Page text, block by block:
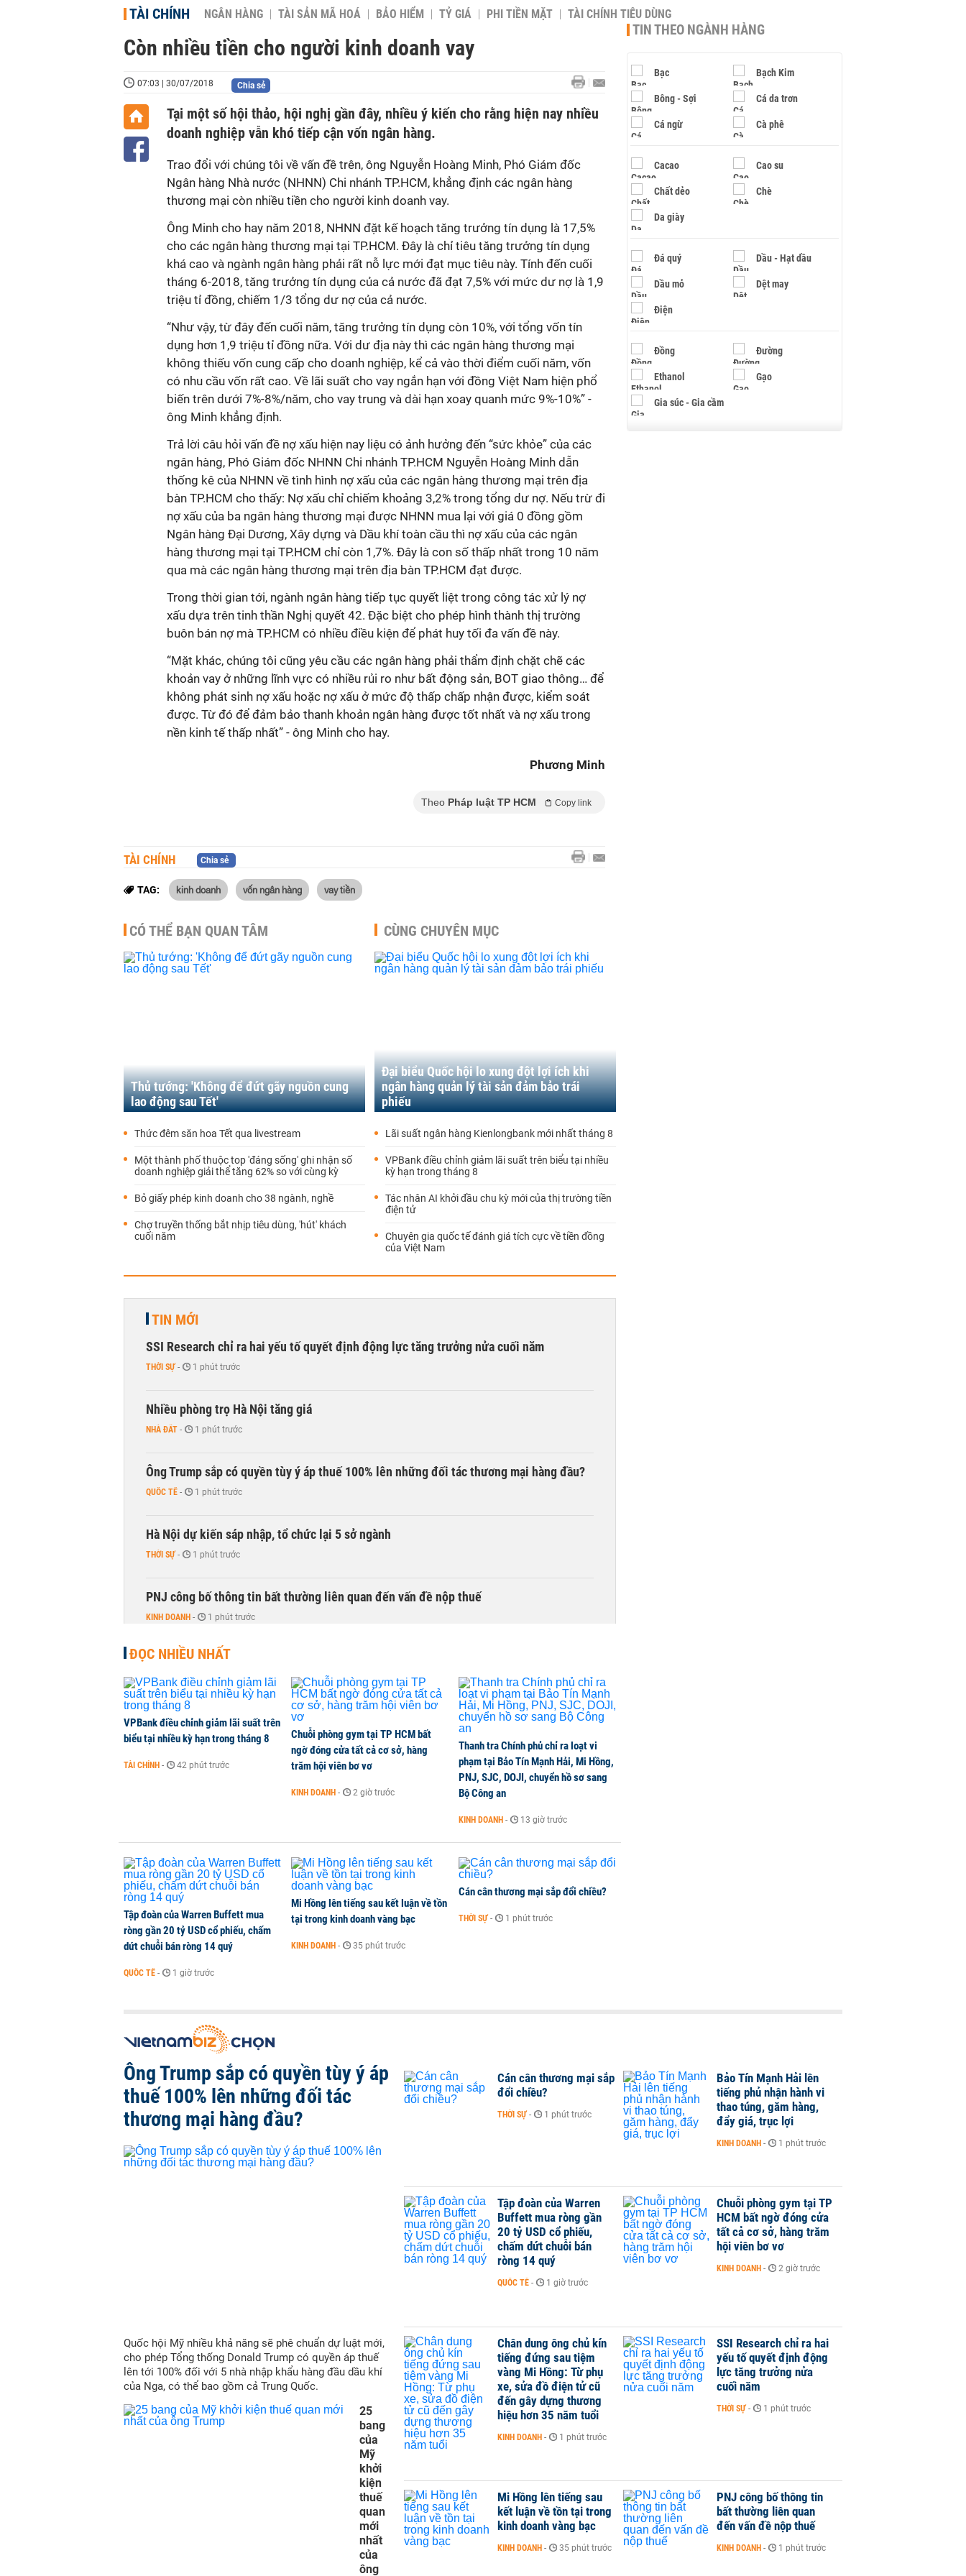
TÀI CHÍNH NGÂN HÀNG TÀI SẢN MÃ HOÁ BẢO HIỂM TỶ GIÁ PHI TIỀN MẶT TÀI CHÍNH TIÊU DÙNG
Còn nhiều tiền cho người kinh doanh vay
07:03 | 30/07/2018 Chia sẻ
Tại một số hội thảo, hội nghị gần đây, nhiều ý kiến cho rằng hiện nay nhiều
doanh nghiệp vẫn khó tiếp cận vốn ngân hàng.
Trao đổi với chúng tôi về vấn đề trên, ông Nguyễn Hoàng Minh, Phó Giám đốc
Ngân hàng Nhà nước (NHNN) Chi nhánh TP.HCM, khẳng định các ngân hàng
thương mại còn nhiều tiền cho người kinh doanh vay.
Ông Minh cho hay năm 2018, NHNN đặt kế hoạch tăng trưởng tín dụng là 17,5%
cho các ngân hàng thương mại tại TP.HCM. Đây là chỉ tiêu tăng trưởng tín dụng
khá cao và ngành ngân hàng phải rất nỗ lực mới đạt mục tiêu này. Tính đến cuối
tháng 6-2018, tăng trưởng tín dụng của cả nước đã đạt 7,5% với mức dư nợ là 1,9
triệu tỉ đồng, chiếm 1/3 tổng dư nợ của cả nước.
“Như vậy, từ đây đến cuối năm, tăng trưởng tín dụng còn 10%, với tổng vốn tín
dụng hơn 1,9 triệu tỉ đồng nữa. Với dư địa này thì các ngân hàng thương mại
không thiếu vốn cung cấp cho doanh nghiệp, kể cả vào thời điểm cuối năm, vốn
có nhu cầu vốn rất cao. Về lãi suất cho vay ngắn hạn với đồng Việt Nam hiện phổ
biến trên dưới 7%-8%/năm, cho vay trung và dài hạn xoay quanh mức 9%-10%” -
ông Minh khẳng định.
Trả lời câu hỏi vấn đề nợ xấu hiện nay liệu có ảnh hưởng đến “sức khỏe” của các
ngân hàng, Phó Giám đốc NHNN Chi nhánh TP.HCM Nguyễn Hoàng Minh dẫn
thống kê của NHNN về tình hình nợ xấu của các ngân hàng thương mại trên địa
bàn TP.HCM cho thấy: Nợ xấu chỉ chiếm khoảng 3,2% trong tổng dư nợ. Nếu trừ đi
nợ xấu của ba ngân hàng thương mại được NHNN mua lại với giá 0 đồng gồm
Ngân hàng Đại Dương, Xây dựng và Dầu khí toàn cầu thì nợ xấu của các ngân
hàng thương mại tại TP.HCM chỉ còn 1,7%. Đây là con số thấp nhất trong 10 năm
qua mà các ngân hàng thương mại trên địa bàn TP.HCM đạt được.
Trong thời gian tới, ngành ngân hàng tiếp tục quyết liệt trong công tác xử lý nợ
xấu dựa trên tinh thần Nghị quyết 42. Đặc biệt cho phép hình thành thị trường
buôn bán nợ mà TP.HCM có nhiều điều kiện để phát huy tối đa vấn đề này.
“Mặt khác, chúng tôi cũng yêu cầu các ngân hàng phải thẩm định chặt chẽ các
khoản vay ở những lĩnh vực có nhiều rủi ro như bất động sản, BOT giao thông… để
không phát sinh nợ xấu hoặc nợ xấu ở mức độ thấp chấp nhận được, kiểm soát
được. Từ đó để đảm bảo thanh khoản ngân hàng được tốt nhất và nợ xấu trong
nền kinh tế thấp nhất” - ông Minh cho hay.
Phương Minh
Theo Pháp luật TP HCM Copy link
TÀI CHÍNH Chia sẻ
TAG: kinh doanh vốn ngân hàng vay tiền
CÓ THỂ BẠN QUAN TÂM
Thủ tướng: 'Không để đứt gãy nguồn cung
lao động sau Tết'
Thức đêm săn hoa Tết qua livestream
Một thành phố thuộc top 'đáng sống' ghi nhận số
doanh nghiệp giải thể tăng 62% so với cùng kỳ
Bỏ giấy phép kinh doanh cho 38 ngành, nghề
Chợ truyền thống bắt nhịp tiêu dùng, 'hút' khách
cuối năm
CÙNG CHUYÊN MỤC
Đại biểu Quốc hội lo xung đột lợi ích khi
ngân hàng quản lý tài sản đảm bảo trái
phiếu
Lãi suất ngân hàng Kienlongbank mới nhất tháng 8
VPBank điều chỉnh giảm lãi suất trên biểu tại nhiều
kỳ hạn trong tháng 8
Tác nhân AI khởi đầu chu kỳ mới của thị trường tiền
điện tử
Chuyên gia quốc tế đánh giá tích cực về tiền đồng
của Việt Nam
TIN MỚI
SSI Research chỉ ra hai yếu tố quyết định động lực tăng trưởng nửa cuối năm
THỜI SỰ - 1 phút trước
Nhiều phòng trọ Hà Nội tăng giá
NHÀ ĐẤT - 1 phút trước
Ông Trump sắp có quyền tùy ý áp thuế 100% lên những đối tác thương mại hàng đầu?
QUỐC TẾ - 1 phút trước
Hà Nội dự kiến sáp nhập, tổ chức lại 5 sở ngành
THỜI SỰ - 1 phút trước
PNJ công bố thông tin bất thường liên quan đến vấn đề nộp thuế
KINH DOANH - 1 phút trước
Vận tải biển toàn cầu tăng mạnh bất chấp căng thẳng địa chính trị
QUỐC TẾ - 1 phút trước
Việt Nam là điểm đến hấp dẫn với doanh nghiệp bán dẫn hàng đầu của Mỹ
THỜI SỰ - 1 phút trước
Đại biểu Quốc hội lo xung đột lợi ích khi ngân hàng quản lý tài sản đảm bảo trái phiếu
ĐỌC NHIỀU NHẤT
VPBank điều chỉnh giảm lãi suất trên
biểu tại nhiều kỳ hạn trong tháng 8
TÀI CHÍNH - 42 phút trước
Chuỗi phòng gym tại TP HCM bất
ngờ đóng cửa tất cả cơ sở, hàng
trăm hội viên bơ vơ
KINH DOANH - 2 giờ trước
Thanh tra Chính phủ chỉ ra loạt vi
phạm tại Bảo Tín Mạnh Hải, Mi Hồng,
PNJ, SJC, DOJI, chuyển hồ sơ sang
Bộ Công an
KINH DOANH - 13 giờ trước
Tập đoàn của Warren Buffett mua
ròng gần 20 tỷ USD cổ phiếu, chấm
dứt chuỗi bán ròng 14 quý
QUỐC TẾ - 1 giờ trước
Mi Hồng lên tiếng sau kết luận về tồn
tại trong kinh doanh vàng bạc
KINH DOANH - 35 phút trước
Cán cân thương mại sắp đổi chiều?
THỜI SỰ - 1 phút trước
TIN THEO NGÀNH HÀNG
Bạc Bạch Kim
Bông - Sợi Cá da trơn
Cá ngừ Cà phê
Cacao Cao su
Chất dẻo Chè
Da giày
Đá quý Dầu - Hạt dầu
Dầu mỏ Dệt may
Điện
Đồng Đường
Ethanol Gạo
Gia súc - Gia cầm
Ông Trump sắp có quyền tùy ý áp
thuế 100% lên những đối tác
thương mại hàng đầu?
Quốc hội Mỹ nhiều khả năng sẽ phê chuẩn dự luật mới,
cho phép Tổng thống Donald Trump có quyền áp thuế
lên tới 100% đối với 5 nhà nhập khẩu hàng đầu dầu khí
của Nga, có thể bao gồm cả Trung Quốc.
25
bang
của
Mỹ
khởi
kiện
thuế
quan
mới
nhất
của
ông
Cán cân thương mại sắp
đổi chiều?
THỜI SỰ - 1 phút trước
Bảo Tín Mạnh Hải lên
tiếng phủ nhận hành vi
thao túng, găm hàng,
đẩy giá, trục lợi
KINH DOANH - 1 phút trước
Tập đoàn của Warren
Buffett mua ròng gần
20 tỷ USD cổ phiếu,
chấm dứt chuỗi bán
ròng 14 quý
QUỐC TẾ - 1 giờ trước
Chuỗi phòng gym tại TP
HCM bất ngờ đóng cửa
tất cả cơ sở, hàng trăm
hội viên bơ vơ
KINH DOANH - 2 giờ trước
Chân dung ông chủ kín
tiếng đứng sau tiệm
vàng Mi Hồng: Từ phụ
xe, sửa đồ điện tử cũ
đến gây dựng thương
hiệu hơn 35 năm tuổi
KINH DOANH - 1 phút trước
SSI Research chỉ ra hai
yếu tố quyết định động
lực tăng trưởng nửa
cuối năm
THỜI SỰ - 1 phút trước
Mi Hồng lên tiếng sau
kết luận về tồn tại trong
kinh doanh vàng bạc
KINH DOANH - 35 phút trước
PNJ công bố thông tin
bất thường liên quan
đến vấn đề nộp thuế
KINH DOANH - 1 phút trước